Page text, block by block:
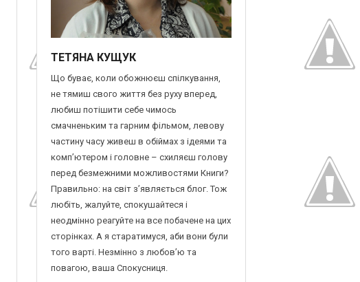
ТЕТЯНА КУЩУК
Що буває, коли обожнюєш спілкування,
не тямиш свого життя без руху вперед,
любиш потішити себе чимось
смачненьким та гарним фільмом, левову
частину часу живеш в обіймах з ідеями та
комп’ютером і головне – схиляєш голову
перед безмежними можливостями Книги?
Правильно: на світ з’являється блог. Тож
любіть, жалуйте, спокушайтеся і
неодмінно реагуйте на все побачене на цих
сторінках. А я старатимуся, аби вони були
того варті. Незмінно з любов’ю та
повагою, ваша Спокусниця.